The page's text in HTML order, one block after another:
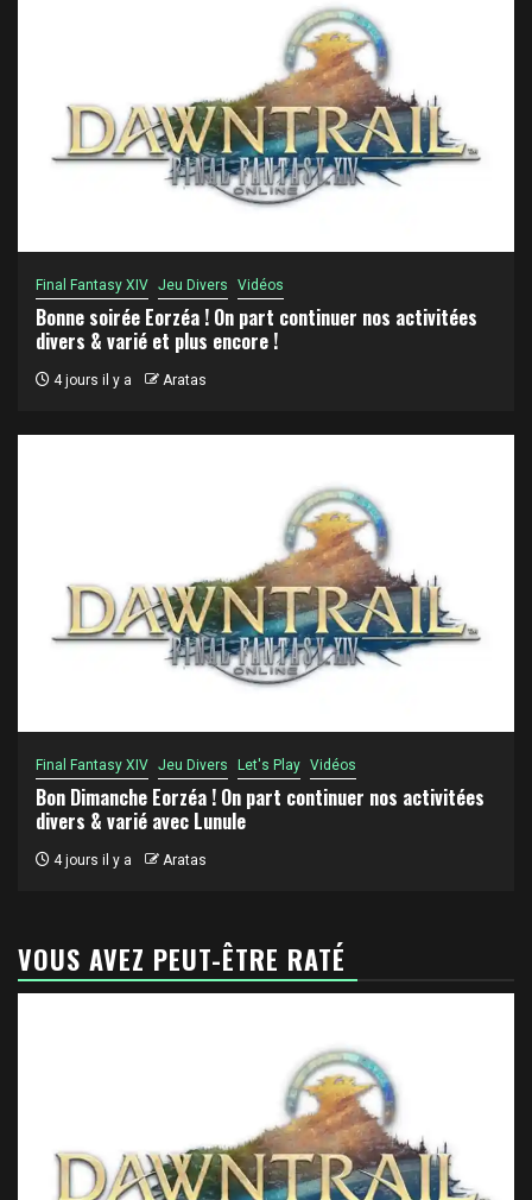
Final Fantasy XIV Jeu Divers Vidéos
Bonne soirée Eorzéa ! On part continuer nos activitées
divers & varié et plus encore !
4 jours il y a Aratas
Final Fantasy XIV Jeu Divers Let's Play Vidéos
Bon Dimanche Eorzéa ! On part continuer nos activitées
divers & varié avec Lunule
4 jours il y a Aratas
VOUS AVEZ PEUT-ÊTRE RATÉ